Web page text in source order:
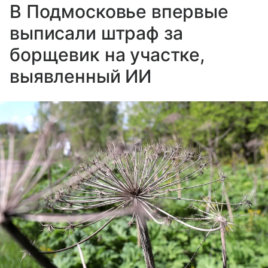
В Подмосковье впервые
выписали штраф за
борщевик на участке,
выявленный ИИ